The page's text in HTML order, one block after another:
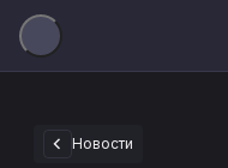
Новости